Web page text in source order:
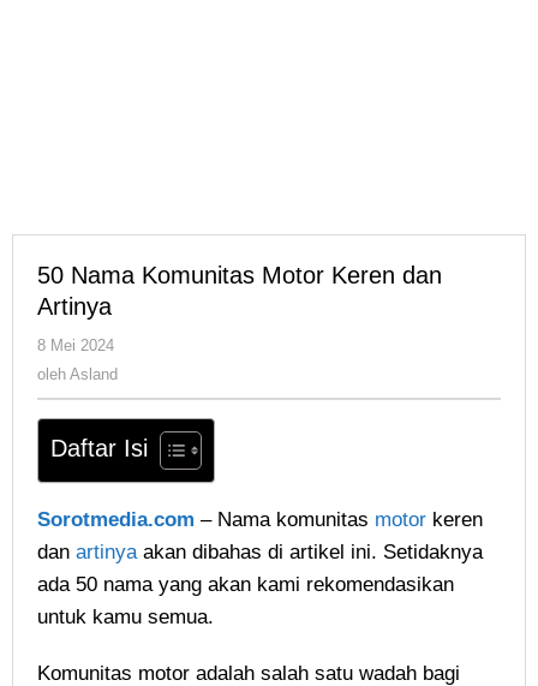
50 Nama Komunitas Motor Keren dan
Artinya
8 Mei 2024
oleh Asland
Daftar Isi
Sorotmedia.com – Nama komunitas motor keren
dan artinya akan dibahas di artikel ini. Setidaknya
ada 50 nama yang akan kami rekomendasikan
untuk kamu semua.
Komunitas motor adalah salah satu wadah bagi